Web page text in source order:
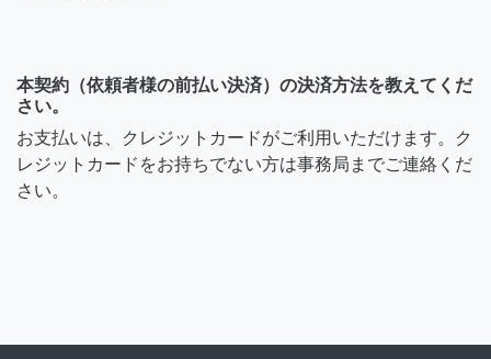
本契約（依頼者様の前払い決済）の決済方法を教えてくだ
さい。
お支払いは、クレジットカードがご利用いただけます。ク
レジットカードをお持ちでない方は事務局までご連絡くだ
さい。